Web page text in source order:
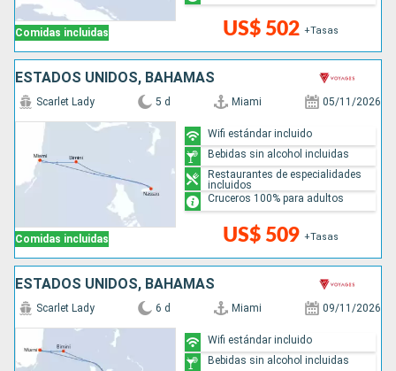
Comidas incluidas US$ 502 +Tasas
ESTADOS UNIDOS, BAHAMAS
Comidas incluidas
Scarlet Lady 5 d Miami 05/11/2026
US$ 509 +Tasas
Wifi estándar incluido
Bebidas sin alcohol incluidas
Restaurantes de especialidades
incluidos
Cruceros 100% para adultos
ESTADOS UNIDOS, BAHAMAS
Scarlet Lady 6 d Miami 09/11/2026
Wifi estándar incluido
Bebidas sin alcohol incluidas